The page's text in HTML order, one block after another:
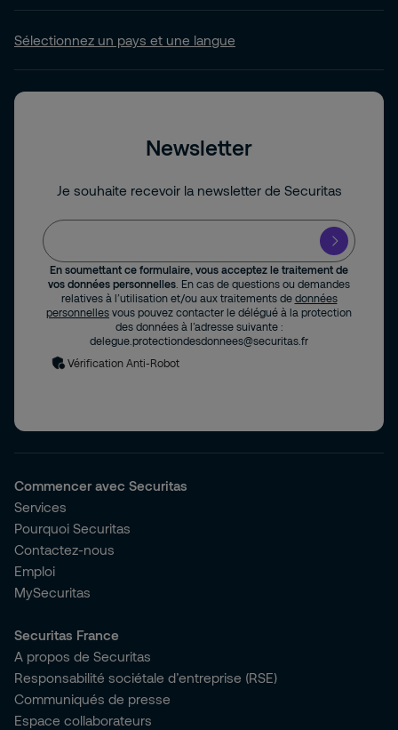
Sélectionnez un pays et une langue
Newsletter
Je souhaite recevoir la newsletter de Securitas
En soumettant ce formulaire, vous acceptez le traitement de
vos données personnelles . En cas de questions ou demandes
relatives à l’utilisation et/ou aux traitements de données
personnelles vous pouvez contacter le délégué à la protection
des données à l’adresse suivante :
delegue.protectiondesdonnees@securitas.fr
Vérification Anti-Robot
Commencer avec Securitas
Services
Pourquoi Securitas
Contactez-nous
Emploi
MySecuritas
Securitas France
A propos de Securitas
Responsabilité sociétale d’entreprise (RSE)
Communiqués de presse
Espace collaborateurs